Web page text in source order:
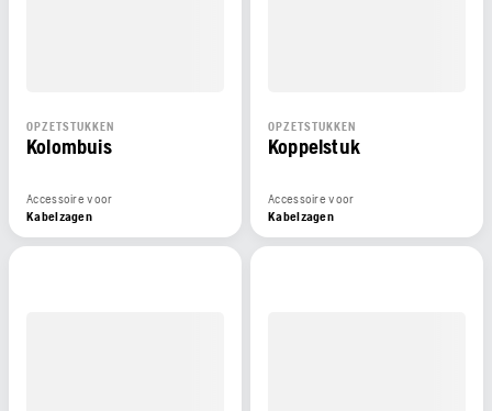
OPZETSTUKKEN
Kolombuis
Accessoire voor
Kabelzagen
OPZETSTUKKEN
Koppelstuk
Accessoire voor
Kabelzagen